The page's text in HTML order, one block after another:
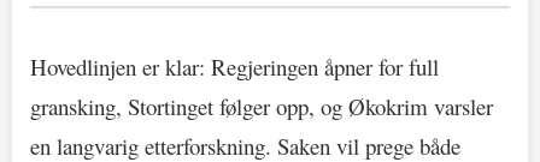
Hovedlinjen er klar: Regjeringen åpner for full
gransking, Stortinget følger opp, og Økokrim varsler
en langvarig etterforskning. Saken vil prege både